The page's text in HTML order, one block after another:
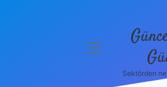
menüyü
Sektörden